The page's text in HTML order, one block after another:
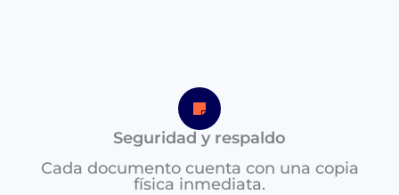
Seguridad y respaldo
Cada documento cuenta con una copia
física inmediata.